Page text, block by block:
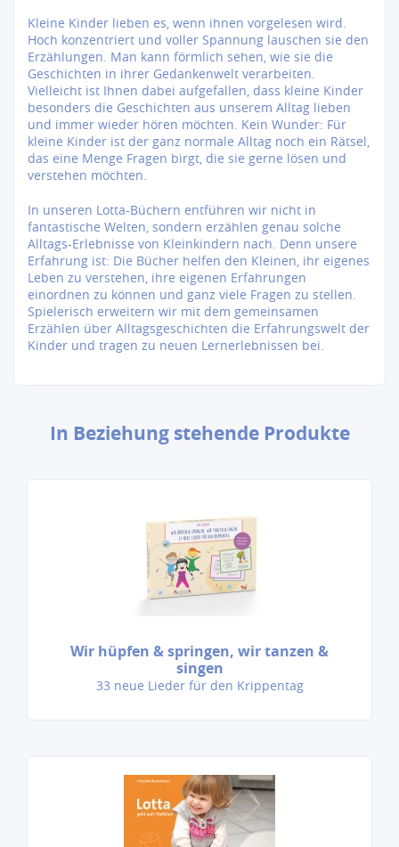
Kleine Kinder lieben es, wenn ihnen vorgelesen wird.
Hoch konzentriert und voller Spannung lauschen sie den
Erzählungen. Man kann förmlich sehen, wie sie die
Geschichten in ihrer Gedankenwelt verarbeiten.
Vielleicht ist Ihnen dabei aufgefallen, dass kleine Kinder
besonders die Geschichten aus unserem Alltag lieben
und immer wieder hören möchten. Kein Wunder: Für
kleine Kinder ist der ganz normale Alltag noch ein Rätsel,
das eine Menge Fragen birgt, die sie gerne lösen und
verstehen möchten.
In unseren Lotta-Büchern entführen wir nicht in
fantastische Welten, sondern erzählen genau solche
Alltags-Erlebnisse von Kleinkindern nach. Denn unsere
Erfahrung ist: Die Bücher helfen den Kleinen, ihr eigenes
Leben zu verstehen, ihre eigenen Erfahrungen
einordnen zu können und ganz viele Fragen zu stellen.
Spielerisch erweitern wir mit dem gemeinsamen
Erzählen über Alltagsgeschichten die Erfahrungswelt der
Kinder und tragen zu neuen Lernerlebnissen bei.
In Beziehung stehende Produkte
Wir hüpfen & springen, wir tanzen &
singen
33 neue Lieder für den Krippentag